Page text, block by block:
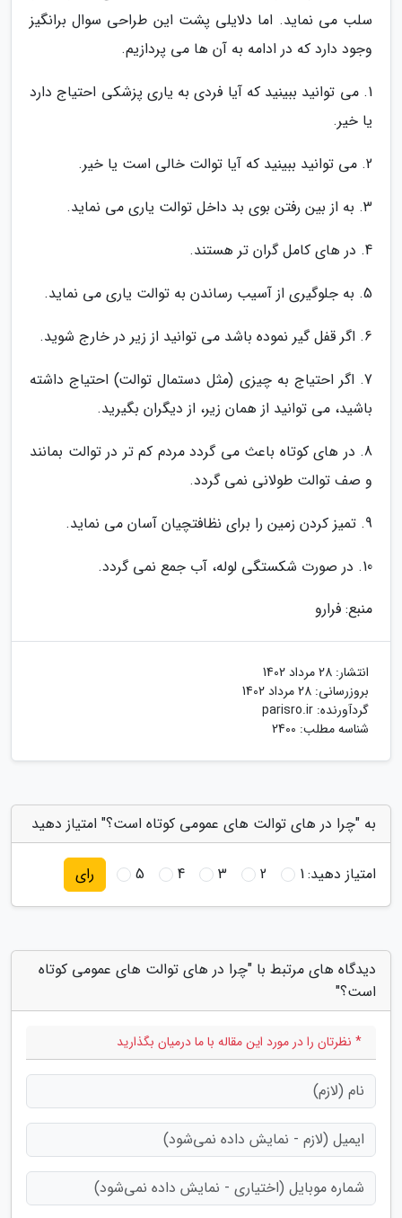
سلب می نماید. اما دلایلی پشت این طراحی سوال برانگیز
وجود دارد که در ادامه به آن ها می پردازیم.
1. می توانید ببینید که آیا فردی به یاری پزشکی احتیاج دارد
یا خیر.
2. می توانید ببینید که آیا توالت خالی است یا خیر.
3. به از بین رفتن بوی بد داخل توالت یاری می نماید.
4. در های کامل گران تر هستند.
5. به جلوگیری از آسیب رساندن به توالت یاری می نماید.
6. اگر قفل گیر نموده باشد می توانید از زیر در خارج شوید.
7. اگر احتیاج به چیزی (مثل دستمال توالت) احتیاج داشته
باشید، می توانید از همان زیر، از دیگران بگیرید.
8. در های کوتاه باعث می گردد مردم کم تر در توالت بمانند
و صف توالت طولانی نمی گردد.
9. تمیز کردن زمین را برای نظافتچیان آسان می نماید.
10. در صورت شکستگی لوله، آب جمع نمی گردد.
منبع: فرارو
انتشار: 28 مرداد 1402
بروزرسانی: 28 مرداد 1402
گردآورنده: parisro.ir
شناسه مطلب: 2400
به "چرا در های توالت های عمومی کوتاه است؟" امتیاز دهید
امتیاز دهید:1
2
3
4
5 رای
دیدگاه های مرتبط با "چرا در های توالت های عمومی کوتاه
است؟"
* نظرتان را در مورد این مقاله با ما درمیان بگذارید